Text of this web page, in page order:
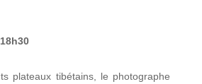
plateaux tibétains, le photographe